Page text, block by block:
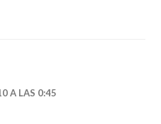
A LAS 0:45